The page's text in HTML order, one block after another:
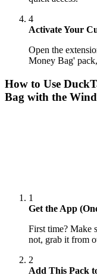
4
Activate Your
Open the
Money Bag'
How to Use
Bag with the
1
Get the App
First time? Make
not, grab it from
2
Add This Pack